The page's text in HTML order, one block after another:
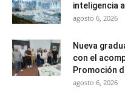
inteligencia
agosto 6, 2026
Nueva
con el
Promoción
agosto 6, 2026